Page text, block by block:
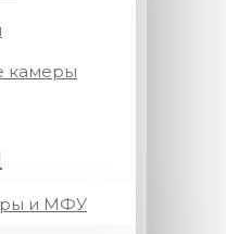
камеры
и МФУ